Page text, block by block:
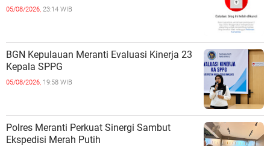
05/08/2026, 23:14 WIB
BGN Kepulauan Meranti Evaluasi Kinerja 23
Kepala SPPG
05/08/2026, 19:58 WIB
Polres Meranti Perkuat Sinergi Sambut
Ekspedisi Merah Putih